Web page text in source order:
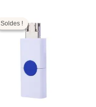
Soldes !
Soldes !
initial
était :
139,00€.
actuel
est :
63,99€.